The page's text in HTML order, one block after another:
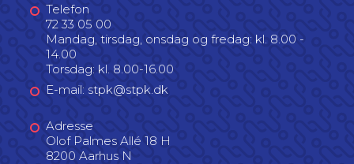
Telefon
72 33 05 00
Mandag, tirsdag, onsdag og fredag: kl. 8.00 -
14.00
Torsdag: kl. 8.00-16.00
E-mail: stpk@stpk.dk
Adresse
Olof Palmes Allé 18 H
8200 Aarhus N